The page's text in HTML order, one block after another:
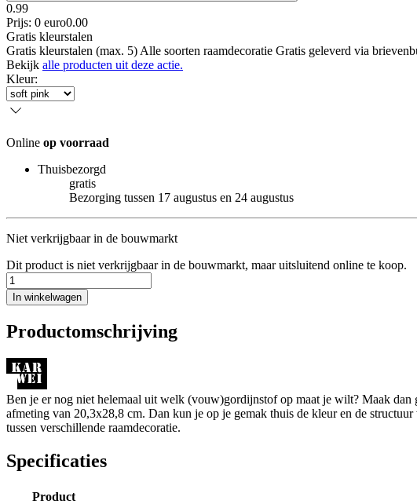
0.99
Prijs: 0 euro0.00
Gratis kleurstalen
Gratis kleurstalen (max. 5) Alle soorten raamdecoratie Gratis geleverd via
Bekijk alle producten uit deze actie.
Kleur:
Online op voorraad
Thuisbezorgd
gratis
Bezorging tussen 17 augustus en 24 augustus
Niet verkrijgbaar in de bouwmarkt
Dit product is niet verkrijgbaar in de bouwmarkt, maar uitsluitend online te koop.
In winkelwagen
Productomschrijving
Ben je er nog niet helemaal uit welk (vouw)gordijnstof op maat je wilt? Maak
afmeting van 20,3x28,8 cm. Dan kun je op je gemak thuis de kleur en de
tussen verschillende raamdecoratie.
Specificaties
Product